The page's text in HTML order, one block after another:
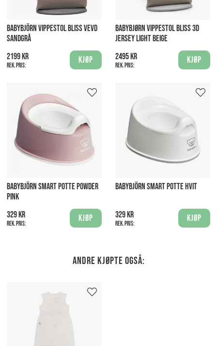
BABYBJÖRN VIPPESTOL BLISS VEVD
SANDGRÅ
2199 kr
Rek. pris:
Kjøp
BABYBJØRN VIPPESTOL BLISS 3D
JERSEY LIGHT BEIGE
2495 kr
Rek. pris:
Kjøp
BABYBJÖRN SMART POTTE POWDER
PINK
329 kr
Rek. pris:
Kjøp
BABYBJÖRN SMART POTTE HVIT
329 kr
Rek. pris:
Kjøp
Andre kjøpte også: